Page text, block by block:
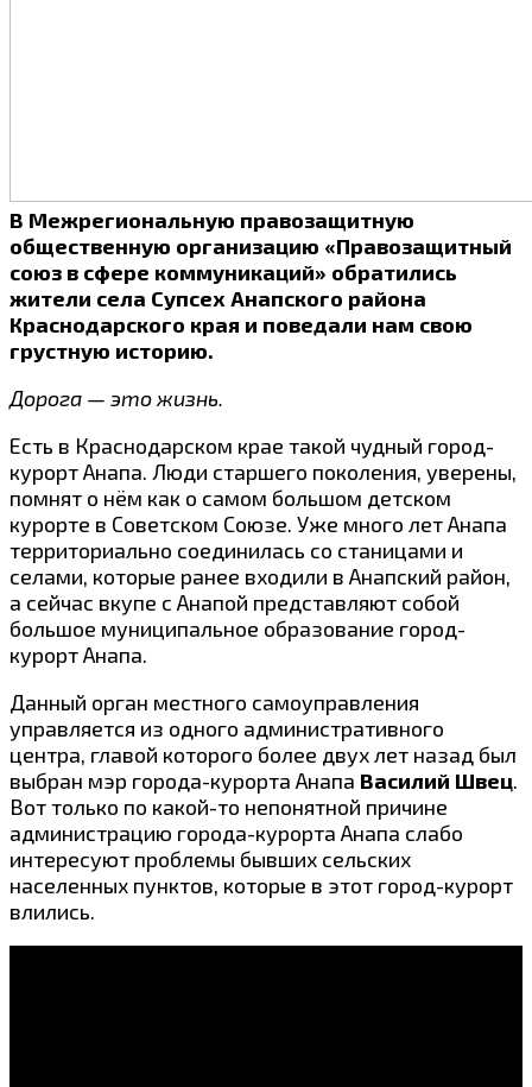
В Межрегиональную правозащитную
общественную организацию «Правозащитный
союз в сфере коммуникаций» обратились
жители села Супсех Анапского района
Краснодарского края и поведали нам свою
грустную историю.
Дорога — это жизнь.
Есть в Краснодарском крае такой чудный город-
курорт Анапа. Люди старшего поколения, уверены,
помнят о нём как о самом большом детском
курорте в Советском Союзе. Уже много лет Анапа
территориально соединилась со станицами и
селами, которые ранее входили в Анапский район,
а сейчас вкупе с Анапой представляют собой
большое муниципальное образование город-
курорт Анапа.
Данный орган местного самоуправления
управляется из одного административного
центра, главой которого более двух лет назад был
выбран мэр города-курорта Анапа Василий Швец.
Вот только по какой-то непонятной причине
администрацию города-курорта Анапа слабо
интересуют проблемы бывших сельских
населенных пунктов, которые в этот город-курорт
влились.